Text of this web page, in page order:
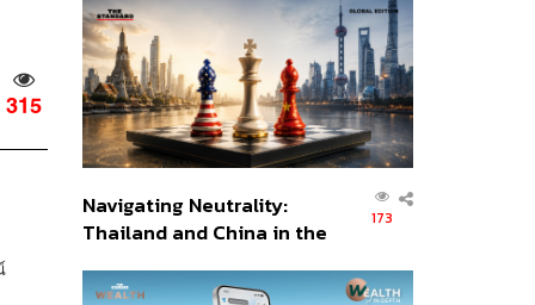
315
ส่วนยุทธศาสตร์ไทย –
อินโดนีเซีย
Navigating Neutrality:
Thailand and China in the
Order
173